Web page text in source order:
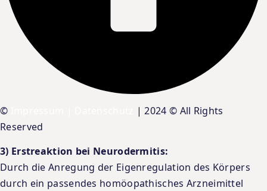
©
| 2024 © All Rights
Reserved
3) Erstreaktion bei Neurodermitis:
Durch die Anregung der Eigenregulation des Körpers
durch ein passendes homöopathisches Arzneimittel